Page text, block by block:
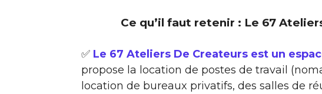
Ce qu’il faut retenir : Le 67
✅ Le 67 Ateliers De Createurs est un
propose la location de postes de travail
location de bureaux privatifs, des salles de